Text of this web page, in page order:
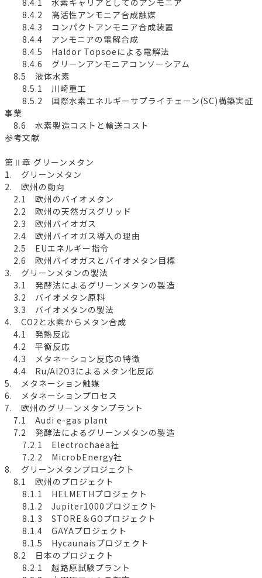
8.4.1 水素キャリアとしてのアンモニア
8.4.2 高活性アンモニア合成触媒
8.4.3 コンパクトアンモニア合成装置
8.4.4 アンモニアの電解合成
8.4.5 Haldor Topsoeによる電解法
8.4.6 グリーンアンモニアコンソーシアム
8.5 液体水素
8.5.1 川崎重工
8.5.2 国際水素エネルギーサプライチェーン(SC)構築実証
事業
8.6 水素製造コストと輸送コスト
参考文献
第Ⅱ章 グリーンメタン
1. グリーンメタン
2. 欧州の動向
2.1 欧州のバイオメタン
2.2 欧州の天然ガスグリッド
2.3 欧州バイオガス
2.4 欧州バイオガス導入の理由
2.5 EUエネルギー指令
2.6 欧州バイオガスとバイオメタン目標
3. グリーンメタンの製法
3.1 発酵法によるグリーンメタンの製造
3.2 バイオメタン原料
3.3 バイオメタンの製法
4. CO2と水素からメタン合成
4.1 発熱反応
4.2 平衡反応
4.3 メタネーション反応の特徴
4.4 Ru/Al2O3によるメタン化反応
5. メタネーション触媒
6. メタネーションプロセス
7. 欧州のグリーンメタンプラント
7.1 Audi e-gas plant
7.2 発酵法によるグリーンメタンの製造
7.2.1 Electrochaea社
7.2.2 MicrobEnergy社
8. グリーンメタンプロジェクト
8.1 欧州のプロジェクト
8.1.1 HELMETHプロジェクト
8.1.2 Jupiter1000プロジェクト
8.1.3 STORE＆GOプロジェクト
8.1.4 GAYAプロジェクト
8.1.5 Hycaunaisプロジェクト
8.2 日本のプロジェクト
8.2.1 越路原試験プラント